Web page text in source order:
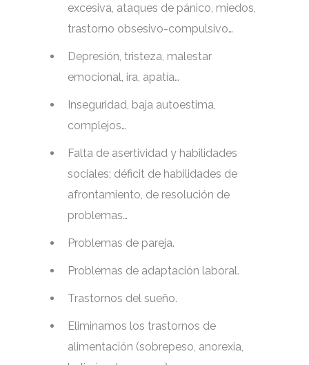
excesiva, ataques de pánico, miedos,
trastorno obsesivo-compulsivo…
Depresión, tristeza, malestar
emocional, ira, apatía…
Inseguridad, baja autoestima,
complejos…
Falta de asertividad y habilidades
sociales; déficit de habilidades de
afrontamiento, de resolución de
problemas…
Problemas de pareja.
Problemas de adaptación laboral.
Trastornos del sueño.
Eliminamos los trastornos de
alimentación (sobrepeso, anorexia,